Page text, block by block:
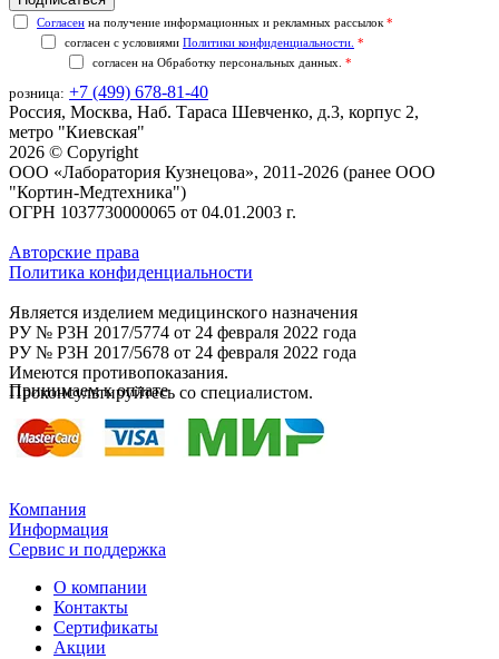
Согласен на получение информационных и рекламных рассылок *
согласен с условиями Политики конфиденциальности. *
согласен на Обработку персональных данных. *
розница: +7 (499) 678-81-40
Россия, Москва, Наб. Тараса Шевченко, д.3, корпус 2,
метро "Киевская"
2026 © Copyright
ООО «Лаборатория Кузнецова», 2011-2026 (ранее ООО
"Кортин-Медтехника")
ОГРН 1037730000065 от 04.01.2003 г.
Авторские права
Политика конфиденциальности
Является изделием медицинского назначения
РУ № P3H 2017/5774 от 24 февраля 2022 года
РУ № P3H 2017/5678 от 24 февраля 2022 года
Имеются противопоказания.
Проконсультируйтесь со специалистом.
Принимаем к оплате
Компания
Информация
Сервис и поддержка
О компании
Контакты
Сертификаты
Акции